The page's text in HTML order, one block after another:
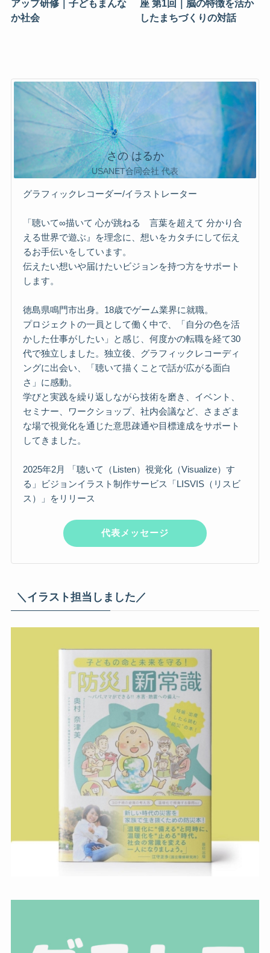
アップ研修｜子どもまんな
か社会
座 第1回｜脳の特徴を活か
したまちづくりの対話
さの はるか
USANET合同会社 代表
グラフィックレコーダー/イラストレーター
「聴いて∞描いて 心が跳ねる 言葉を超えて 分かり合
える世界で遊ぶ』を理念に、想いをカタチにして伝え
るお手伝いをしています。
伝えたい想いや届けたいビジョンを持つ方をサポート
します。
徳島県鳴門市出身。18歳でゲーム業界に就職。
プロジェクトの一員として働く中で、「自分の色を活
かした仕事がしたい」と感じ、何度かの転職を経て30
代で独立しました。独立後、グラフィックレコーディ
ングに出会い、「聴いて描くことで話が広がる面白
さ」に感動。
学びと実践を繰り返しながら技術を磨き、イベント、
セミナー、ワークショップ、社内会議など、さまざま
な場で視覚化を通じた意思疎通や目標達成をサポート
してきました。
2025年2月 「聴いて（Listen）視覚化（Visualize）す
る」ビジョンイラスト制作サービス「LISVIS（リスビ
ス）」をリリース
代表メッセージ
＼イラスト担当しました／